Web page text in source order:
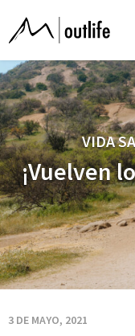
¡Vuelven
los
Viernes
de
Parque
Outlife!
VIDA
¡Vuelven
3 DE MAYO, 2021